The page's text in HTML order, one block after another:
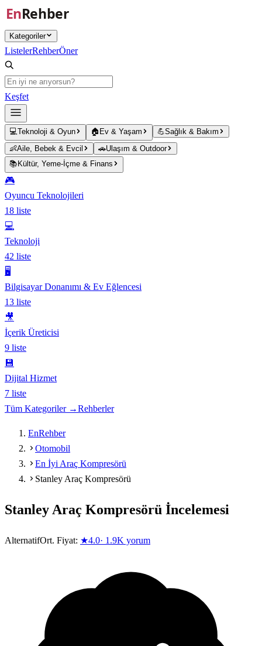
Ana içeriğe atla
Kategoriler
ListelerRehberÖner
Keşfet
💻Teknoloji & Oyun 🏠 Ev & Yaşam 💪Sağlık & Bakım
👶Aile, Bebek & Evcil 🚗Ulaşım & Outdoor
📚 Kültür, Yeme-İçme & Finans
🎮
Oyuncu Teknolojileri
18 liste
💻
Teknoloji
42 liste
🖥️
Bilgisayar Donanımı & Ev Eğlencesi
13 liste
🎥
İçerik Üreticisi
9 liste
💾
Dijital Hizmet
7 liste
Tüm Kategoriler →Rehberler
EnRehber
Otomobil
En İyi Araç Kompresörü
Stanley Araç Kompresörü
Stanley Araç Kompresörü İncelemesi
AlternatifOrt. Fiyat: ★4.0· 1.9K yorum